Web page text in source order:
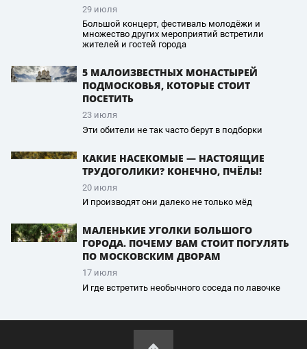
29 июля
Большой концерт, фестиваль молодёжи и
множество других мероприятий встретили
жителей и гостей города
5 МАЛОИЗВЕСТНЫХ МОНАСТЫРЕЙ
ПОДМОСКОВЬЯ, КОТОРЫЕ СТОИТ
ПОСЕТИТЬ
23 июля
Эти обители не так часто берут в подборки
КАКИЕ НАСЕКОМЫЕ — НАСТОЯЩИЕ
ТРУДОГОЛИКИ? КОНЕЧНО, ПЧЁЛЫ!
20 июля
И производят они далеко не только мёд
МАЛЕНЬКИЕ УГОЛКИ БОЛЬШОГО
ГОРОДА. ПОЧЕМУ ВАМ СТОИТ ПОГУЛЯТЬ
ПО МОСКОВСКИМ ДВОРАМ
17 июля
И где встретить необычного соседа по лавочке